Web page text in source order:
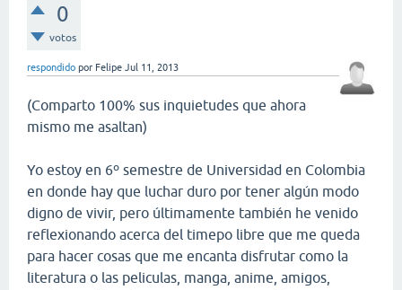
0
votos
respondido por Felipe Jul 11, 2013
(Comparto 100% sus inquietudes que ahora
mismo me asaltan)
Yo estoy en 6º semestre de Universidad en Colombia
en donde hay que luchar duro por tener algún modo
digno de vivir, pero últimamente también he venido
reflexionando acerca del timepo libre que me queda
para hacer cosas que me encanta disfrutar como la
literatura o las peliculas, manga, anime, amigos,